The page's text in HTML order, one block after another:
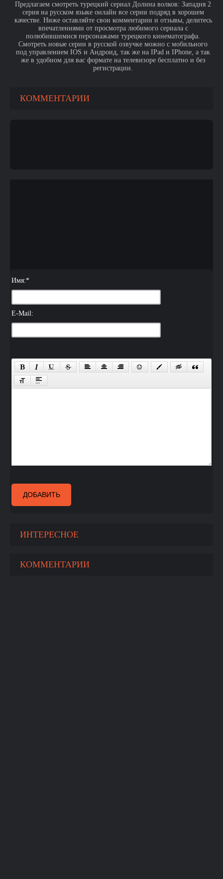
Предлагаем смотреть турецкий сериал Долина волков: Западня 2
серия на русском языке онлайн все серии подряд в хорошем
качестве. Ниже оставляйте свои комментарии и отзывы, делитесь
впечатлениями от просмотра любимого сериала с
полюбившимися персонажами турецкого кинематографа.
Смотреть новые серии в русской озвучке можно с мобильного
под управлением IOS и Андроид, так же на IPad и IPhone, а так
же в удобном для вас формате на телевизоре бесплатно и без
регистрации.
КОММЕНТАРИИ
Имя:*
E-Mail:
ДОБАВИТЬ
ИНТЕРЕСНОЕ
КОММЕНТАРИИ